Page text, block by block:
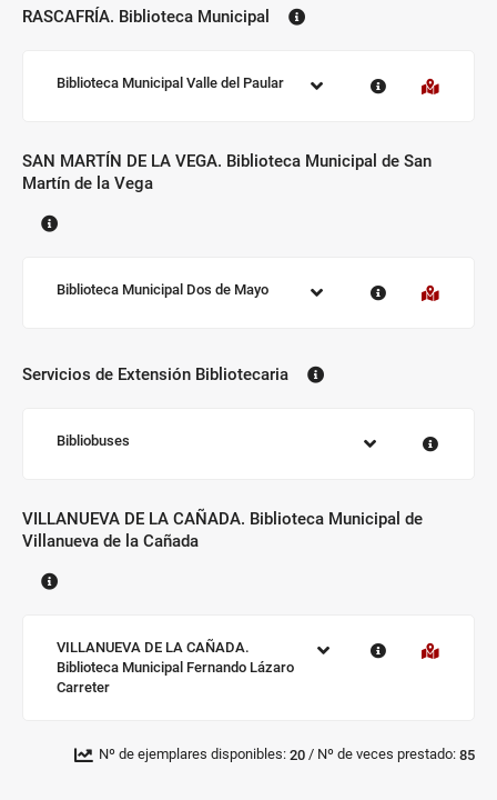
Biblioteca:
RASCAFRÍA. Biblioteca Municipal
Sucursal:
Biblioteca Municipal Valle del Paular
SAN MARTÍN DE LA VEGA. Biblioteca Municipal de San
Martín de la Vega
Sucursal:
Biblioteca Municipal Dos de Mayo
Biblioteca:
Servicios de Extensión Bibliotecaria
Sucursal:
Bibliobuses
VILLANUEVA DE LA CAÑADA. Biblioteca Municipal de
Villanueva de la Cañada
Sucursal:
VILLANUEVA DE LA CAÑADA.
Biblioteca Municipal Fernando Lázaro
Carreter
Nº de ejemplares disponibles: 20 / Nº de veces prestado: 85